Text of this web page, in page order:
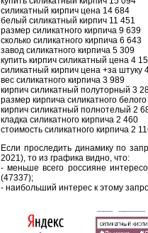
силикатный кирпич цена 14 684
белый силикатный кирпич 11 451
размер силикатного кирпича 9 639
сколько силикатного кирпича 6 643
завод силикатного кирпича 5 309
купить кирпич силикатный цена 4
силикатный кирпич цена +за штуку
вес силикатного кирпича 3 989
кирпич силикатный полуторный 3
размер кирпича силикатного
кирпич силикатный полнотелый 2
кладка силикатного кирпича 2 460
стоимость силикатного кирпича 2
Если проследить динамику по
2021), то из графика видно, что:
- меньше всего россияне
(47337);
- наибольший интерес к этому